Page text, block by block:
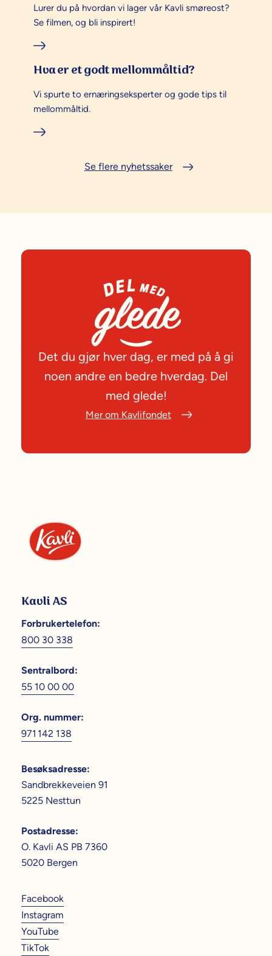
Lurer du på hvordan vi lager vår Kavli smøreost?
Se filmen, og bli inspirert!
Hva er et godt mellommåltid?
Vi spurte to ernæringseksperter og gode tips til
mellommåltid.
Se flere nyhetssaker
Det du gjør hver dag, er med på å gi
noen andre en bedre hverdag. Del
med glede!
Mer om Kavlifondet
Kavli AS
Forbrukertelefon:
800 30 338
Sentralbord:
55 10 00 00
Org. nummer:
971 142 138
Besøksadresse:
Sandbrekkeveien 91
5225 Nesttun
Postadresse:
O. Kavli AS PB 7360
5020 Bergen
Facebook
Instagram
YouTube
TikTok